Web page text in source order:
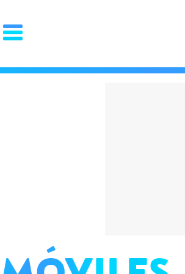
DIETAS
ENTRENAMIENTO
LESIONES